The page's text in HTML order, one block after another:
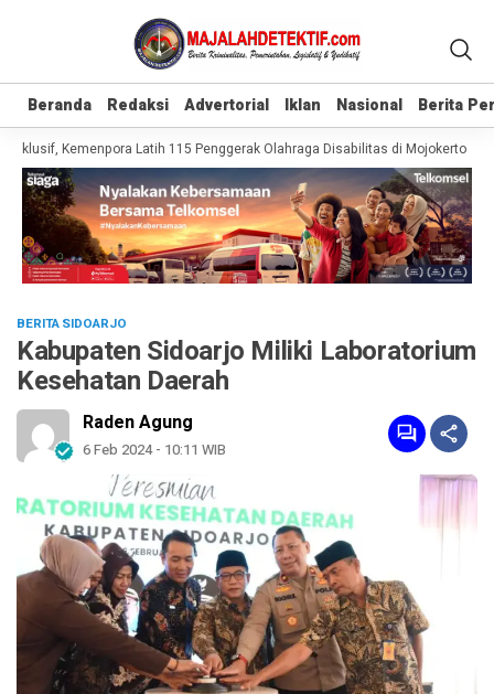
Beranda Redaksi Advertorial Iklan Nasional Berita
Beranda Redaksi Advertorial Iklan Nasional Berita
Kemenpora Latih 115 Penggerak Olahraga Disabilitas di Mojokerto
BERITA SIDOARJO
Kabupaten Sidoarjo Miliki Laboratorium
Kesehatan Daerah
Raden Agung
6 Feb 2024 - 10:11 WIB